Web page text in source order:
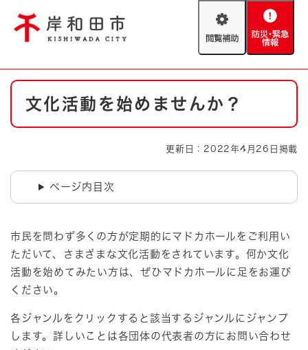
閲
助
防
緊
やさしい日本語
背景色変更 白 黒 青
とじる
防災・緊急情報 救急・消防
ハザードマップ AED設置箇所
本
文化活動を始めませんか？
更新日：2022年4月26日掲載
ページ内目次
市民を問わず多くの方が定期的にマドカホールをご利用い
ただいて、さまざまな文化活動をされています。何か文化
活動を始めてみたい方は、ぜひマドカホールに足をお運び
ください。
各ジャンルをクリックすると該当するジャンルにジャンプ
します。詳しいことは各団体の代表者の方にお問い合わせ